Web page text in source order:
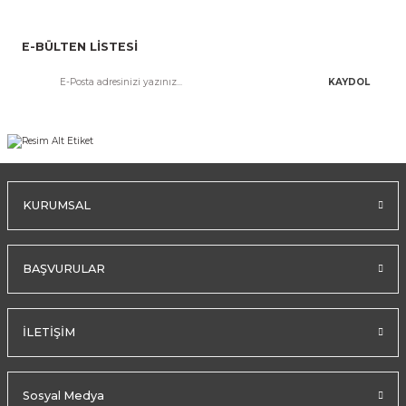
E-BÜLTEN LİSTESİ
KAYDOL
KURUMSAL
BAŞVURULAR
İLETİŞİM
Sosyal Medya